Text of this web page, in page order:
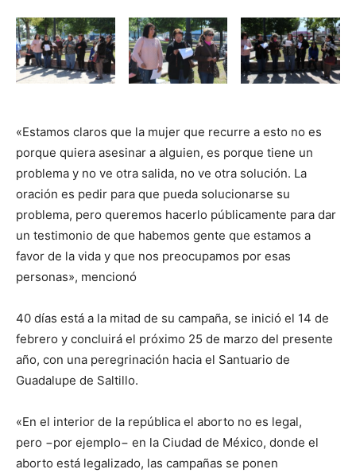
«Estamos claros que la mujer que recurre a esto no es
porque quiera asesinar a alguien, es porque tiene un
problema y no ve otra salida, no ve otra solución. La
oración es pedir para que pueda solucionarse su
problema, pero queremos hacerlo públicamente para dar
un testimonio de que habemos gente que estamos a
favor de la vida y que nos preocupamos por esas
personas», mencionó
40 días está a la mitad de su campaña, se inició el 14 de
febrero y concluirá el próximo 25 de marzo del presente
año, con una peregrinación hacia el Santuario de
Guadalupe de Saltillo.
«En el interior de la república el aborto no es legal,
pero −por ejemplo− en la Ciudad de México, donde el
aborto está legalizado, las campañas se ponen